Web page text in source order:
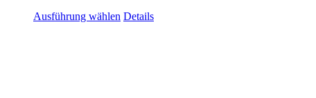
Ausführung wählen Details